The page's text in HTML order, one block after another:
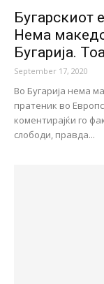
Бугарскиот
Нема
Бугарија.
September 17, 2020
Во Бугарија нема
пратеник во
коментирајќи го
слободи, правда...